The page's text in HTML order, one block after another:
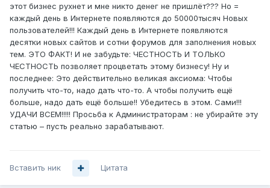
этот бизнес рухнет и мне никто денег не пришлёт??? Но =
каждый день в Интернете появляются до 50000тысяч Новых
пользователей!!! Каждый день в Интернете появляются
десятки новых сайтов и сотни форумов для заполнения новых
тем. ЭТО ФАКТ! И не забудьте: ЧЕСТНОСТЬ И ТОЛЬКО
ЧЕСТНОСТЬ позволяет процветать этому бизнесу! Ну и
последнее: Это действительно великая аксиома: Чтобы
получить что-то, надо дать что-то. А чтобы получить ещё
больше, надо дать ещё больше!! Убедитесь в этом. Сами!!!
УДАЧИ ВСЕМ!!!!! Просьба к Администраторам : не убирайте эту
статью – пусть реально зарабатывают.
Вставить ник Цитата